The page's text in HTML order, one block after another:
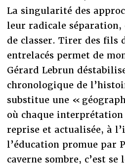
La singularité des
leur radicale séparation,
de classer. Tirer des fils
entrelacés permet de
Gérard Lebrun
chronologique de
substitue une «
où chaque interprétation
reprise et actualisée, à
l’éducation promue par
caverne sombre, c’est